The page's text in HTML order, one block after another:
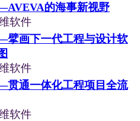
的海事新视野
软件
画下一代工程与设计软
软件
通一体化工程项目全流
软件